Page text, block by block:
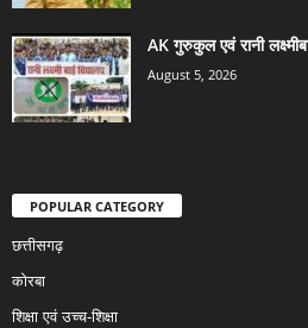
AK गुरुकुल एवं रानी
August 5, 2026
POPULAR CATEGORY
छत्तीसगढ़
कोरबा
शिक्षा एवं उच्च-शिक्षा